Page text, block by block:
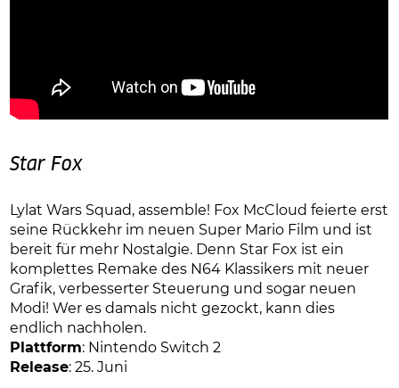
Star Fox
Lylat Wars Squad, assemble! Fox McCloud feierte erst
seine Rückkehr im neuen Super Mario Film und ist
bereit für mehr Nostalgie. Denn Star Fox ist ein
komplettes Remake des N64 Klassikers mit neuer
Grafik, verbesserter Steuerung und sogar neuen
Modi! Wer es damals nicht gezockt, kann dies
endlich nachholen.
Plattform: Nintendo Switch 2
Release: 25. Juni